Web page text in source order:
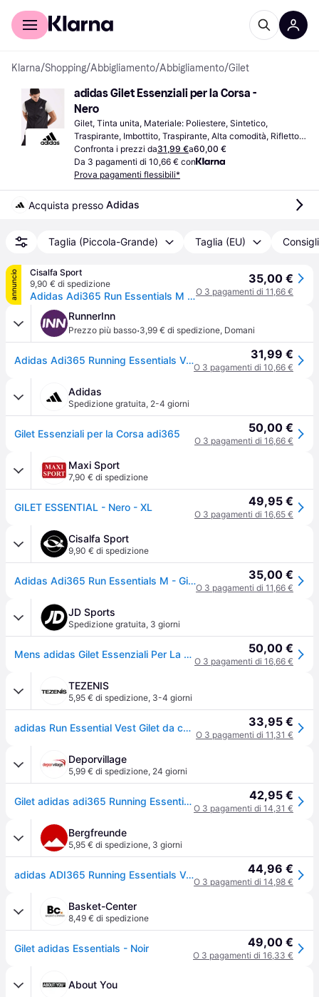
Per il tuo shopping
Klarna/Shopping/Abbigliamento/Abbigliamento/Gilet
adidas Gilet Essenziali per la Corsa -
Nero
Gilet, Tinta unita, Materiale: Poliestere, Sintetico,
Traspirante, Imbottito, Traspirante, Alta comodità, Riflettori,
Tasche, Cinghie Regolabili
Confronta i prezzi da31,99 €a60,00 €
Da 3 pagamenti di 10,66 € con
Prova pagamenti flessibili*
Acquista presso Adidas
Taglia (Piccola-Grande) Taglia (EU)
annuncio
Cisalfa Sport
9,90 € di spedizione
Adidas Adi365 Run Essentials M - Giacca Running - Uomo - Nero - L
35,00 €
O 3 pagamenti di 11,66 €
RunnerInn
Prezzo più basso·3,99 € di spedizione, Domani
Adidas Adi365 Running Essentials Vest Nero M Uomo 31,99 €
O 3 pagamenti di 10,66 €
Adidas
Spedizione gratuita, 2-4 giorni
Gilet Essenziali per la Corsa adi365 50,00 €
O 3 pagamenti di 16,66 €
Maxi Sport
7,90 € di spedizione
GILET ESSENTIAL - Nero - XL 49,95 €
O 3 pagamenti di 16,65 €
Cisalfa Sport
9,90 € di spedizione
Adidas Adi365 Run Essentials M - Giacca Running - Uomo - Nero - L 35,00 €
O 3 pagamenti di 11,66 €
JD Sports
Spedizione gratuita, 3 giorni
Mens adidas Gilet Essenziali Per La Corsa Adi365 - Nero, nero 50,00 €
O 3 pagamenti di 16,66 €
TEZENIS
5,95 € di spedizione, 3-4 giorni
adidas Run Essential Vest Gilet da corsa Uomini - nero 33,95 €
O 3 pagamenti di 11,31 €
Deporvillage
5,99 € di spedizione, 24 giorni
Gilet adidas adi365 Running Essentials nero - S - Black 42,95 €
O 3 pagamenti di 14,31 €
Bergfreunde
5,95 € di spedizione, 3 giorni
adidas ADI365 Running Essentials Vest Gilet da corsa Uomo (S, nero) - Nero 44,96 €
O 3 pagamenti di 14,98 €
Basket-Center
8,49 € di spedizione
Gilet adidas Essentials - Noir 49,00 €
O 3 pagamenti di 16,33 €
About You